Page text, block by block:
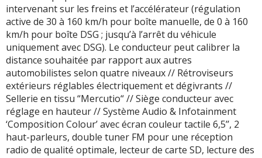
intervenant sur les freins et l’accélérateur (régulation
active de 30 à 160 km/h pour boîte manuelle, de 0 à 160
km/h pour boîte DSG ; jusqu’à l’arrêt du véhicule
uniquement avec DSG). Le conducteur peut calibrer la
distance souhaitée par rapport aux autres
automobilistes selon quatre niveaux // Rétroviseurs
extérieurs réglables électriquement et dégivrants //
Sellerie en tissu “Mercutio“ // Siège conducteur avec
réglage en hauteur // Système Audio & Infotainment
‘Composition Colour’ avec écran couleur tactile 6,5’’, 2
haut-parleurs, double tuner FM pour une réception
radio de qualité optimale, lecteur de carte SD, lecture des